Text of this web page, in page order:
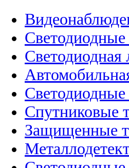
Светодиодная
Светодиодные
Спутниковые
Защищенные